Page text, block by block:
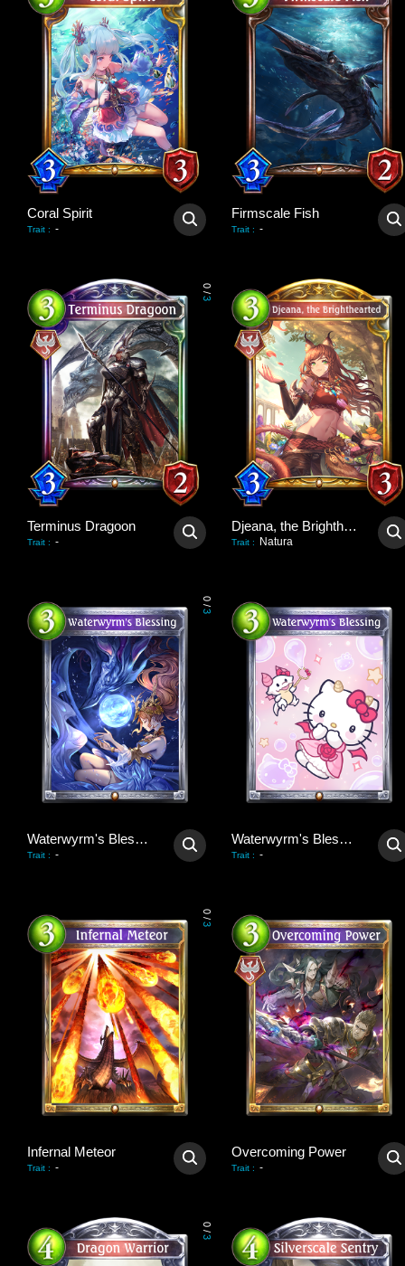
Coral Spirit
Trait : -
Firmscale Fish
Trait : -
0
/
3
Terminus Dragoon
Trait : -
Djeana, the Brighthearted
Trait : Natura
0
/
3
Waterwyrm's Blessing
Trait : -
Waterwyrm's Blessing
Trait : -
0
/
3
Infernal Meteor
Trait : -
Overcoming Power
Trait : -
0
/
3